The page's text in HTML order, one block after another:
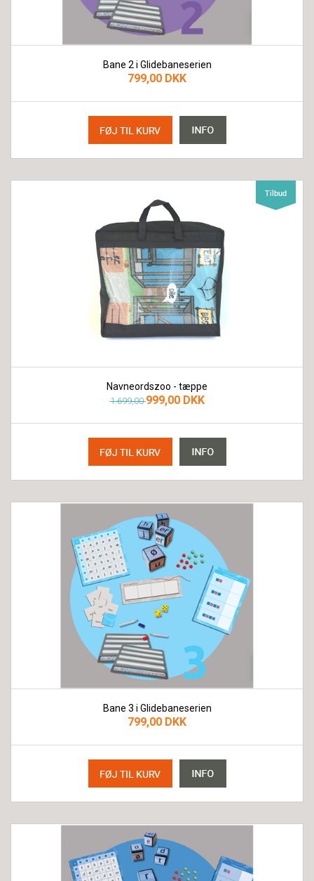
Bane 2 i Glidebaneserien
799,00 DKK
Navneordszoo - tæppe
1.699,00999,00 DKK
Bane 3 i Glidebaneserien
799,00 DKK